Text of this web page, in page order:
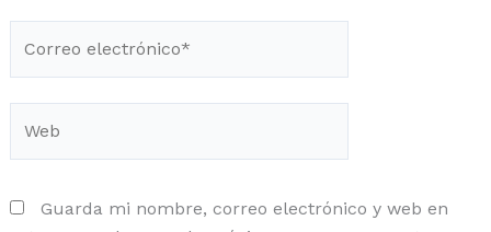
electrónico*
Guarda mi nombre, correo electrónico y web en